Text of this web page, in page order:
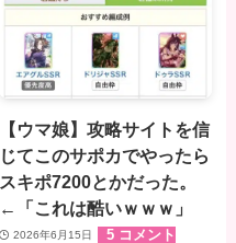
【ウマ娘】攻略サイトを信
じてこのサポカでやったら
スキポ7200とかだった。
←「これは酷いｗｗｗ」
2026年6月15日 5 コメント